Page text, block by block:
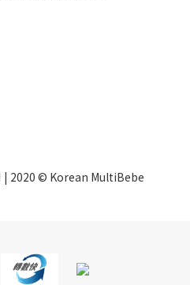
| 2020 © Korean MultiBebe